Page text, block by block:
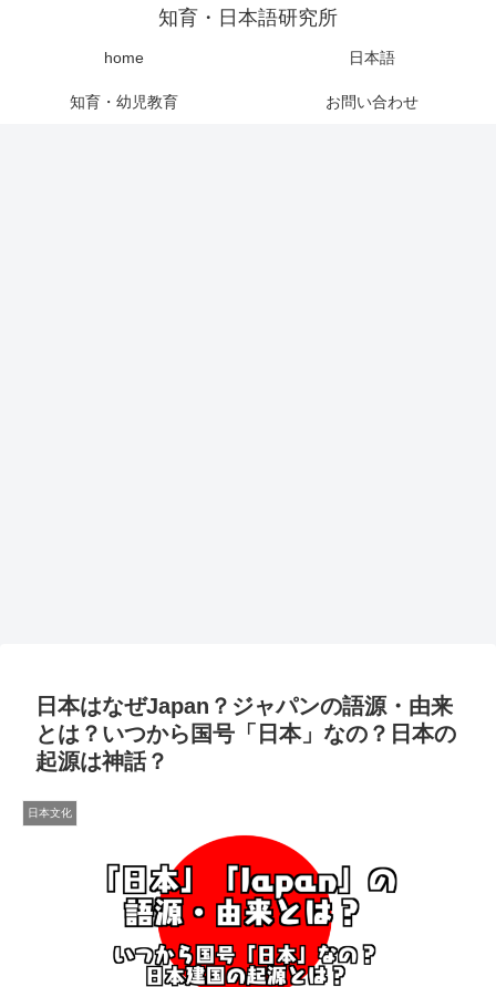
知育・日本語研究所
home 日本語
知育・幼児教育 お問い合わせ
日本はなぜJapan？ジャパンの語源・由来
とは？いつから国号「日本」なの？日本の
起源は神話？
日本文化